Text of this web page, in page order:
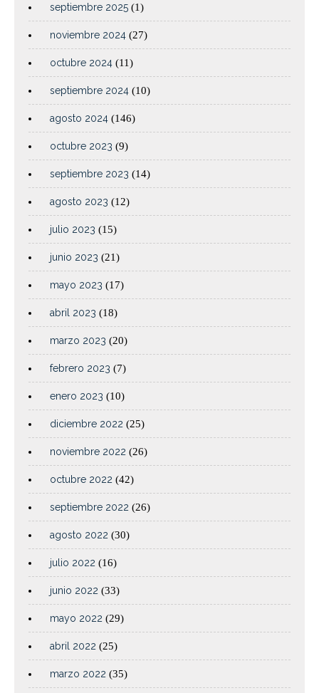
septiembre 2025 (1)
noviembre 2024 (27)
octubre 2024 (11)
septiembre 2024 (10)
agosto 2024 (146)
octubre 2023 (9)
septiembre 2023 (14)
agosto 2023 (12)
julio 2023 (15)
junio 2023 (21)
mayo 2023 (17)
abril 2023 (18)
marzo 2023 (20)
febrero 2023 (7)
enero 2023 (10)
diciembre 2022 (25)
noviembre 2022 (26)
octubre 2022 (42)
septiembre 2022 (26)
agosto 2022 (30)
julio 2022 (16)
junio 2022 (33)
mayo 2022 (29)
abril 2022 (25)
marzo 2022 (35)